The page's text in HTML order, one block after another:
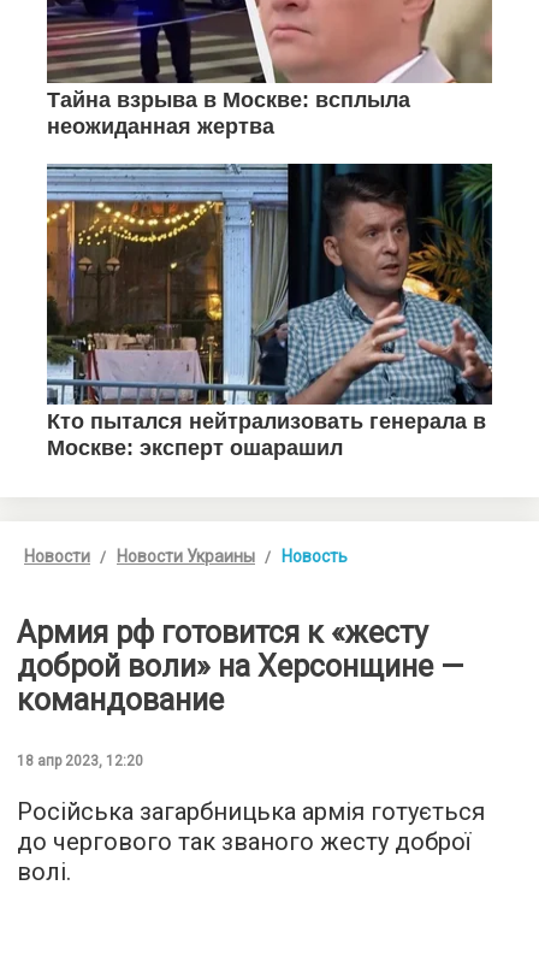
Новости Новости Украины Новость
Армия рф готовится к «жесту
доброй воли» на Херсонщине —
командование
18 апр 2023, 12:20
Російська загарбницька армія готується
до чергового так званого жесту доброї
волі.